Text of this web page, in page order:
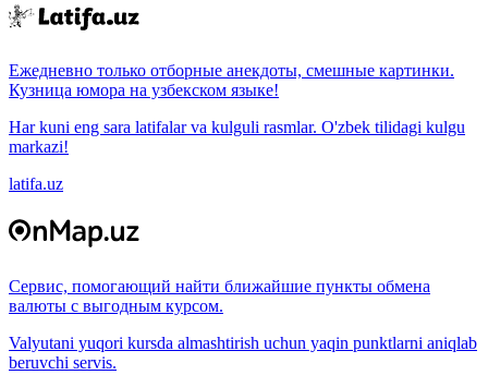
Ежедневно только отборные анекдоты, смешные картинки.
Кузница юмора на узбекском языке!
Har kuni eng sara latifalar va kulguli rasmlar. O'zbek tilidagi kulgu
markazi!
latifa.uz
Сервис, помогающий найти ближайшие пункты обмена
валюты с выгодным курсом.
Valyutani yuqori kursda almashtirish uchun yaqin punktlarni aniqlab
beruvchi servis.